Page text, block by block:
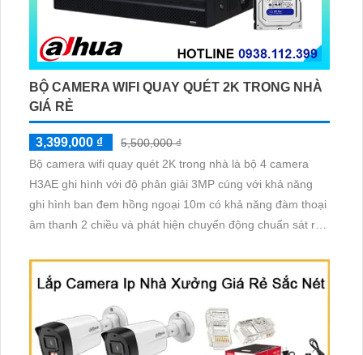
BỘ CAMERA WIFI QUAY QUÉT 2K TRONG NHÀ
GIÁ RẺ
3,399,000 ₫
5,500,000 ₫
Bộ camera wifi quay quét 2K trong nhà là bộ 4 camera
H3AE ghi hình với độ phân giải 3MP cúng với khả năng
ghi hình ban đem hồng ngoại 10m có khả năng đàm thoại
âm thanh 2 chiều và phát hiện chuyển động chuẩn sát rất
giám sát yêu cầu camera vừa có thể giám sát đêm vừa có
thể đàm thoại được âm thanh 2 chiều.